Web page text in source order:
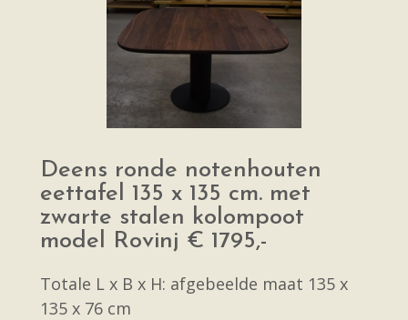
Deens ronde notenhouten
eettafel 135 x 135 cm. met
zwarte stalen kolompoot
model Rovinj € 1795,-
Totale L x B x H: afgebeelde maat 135 x
135 x 76 cm